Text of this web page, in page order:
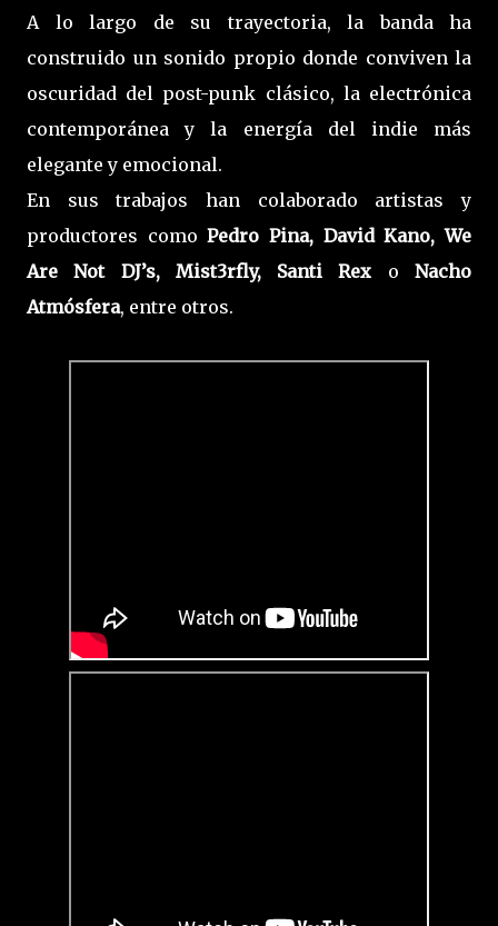
A lo largo de su trayectoria, la banda ha
construido un sonido propio donde conviven la
oscuridad del post-punk clásico, la electrónica
contemporánea y la energía del indie más
elegante y emocional.
En sus trabajos han colaborado artistas y
productores como Pedro Pina, David Kano, We
Are Not DJ’s, Mist3rfly, Santi Rex oNacho
Atmósfera, entre otros.